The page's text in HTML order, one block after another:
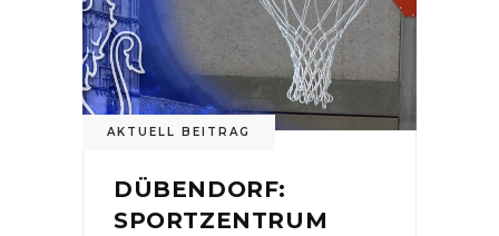
AKTUELL BEITRAG
DÜBENDORF:
SPORTZENTRUM